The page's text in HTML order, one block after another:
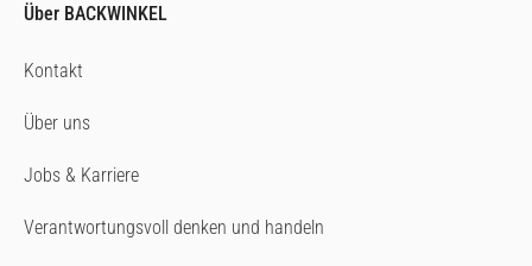
Über BACKWINKEL
Kontakt
Über uns
Jobs & Karriere
Verantwortungsvoll denken und handeln